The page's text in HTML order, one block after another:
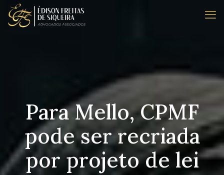
Para Mello, CPMF
pode ser recriada
por projeto de lei